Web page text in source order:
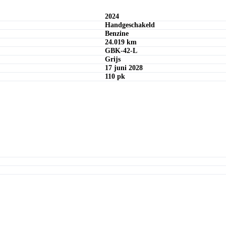
Offerte aanvragen
2024
Handgeschakeld
Benzine
24.019 km
GBK-42-L
Grijs
17 juni 2028
110 pk